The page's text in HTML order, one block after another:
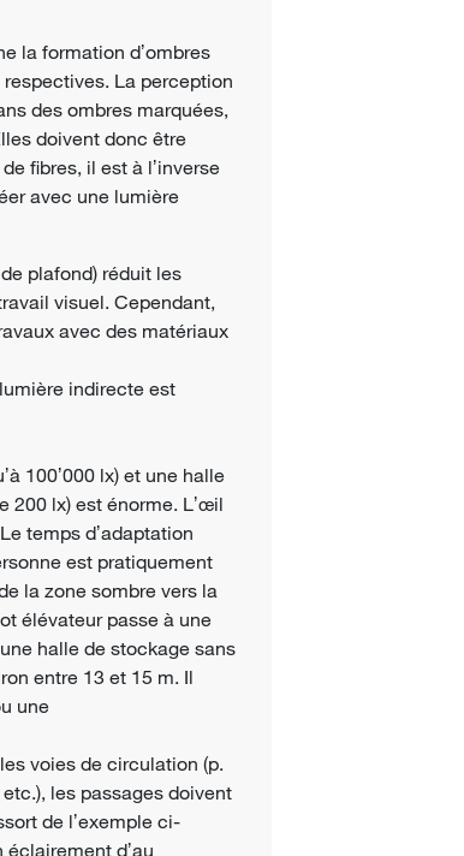
la formation dʼombres
La perception
des ombres marquées,
doivent donc être
fibres, il est à lʼinverse
avec une lumière
plafond) réduit les
visuel. Cependant,
avec des matériaux
indirecte est
100ʼ000 lx) et une halle
lx) est énorme. Lʼœil
temps dʼadaptation
est pratiquement
la zone sombre vers la
élévateur passe à une
halle de stockage sans
entre 13 et 15 m. Il
une
voies de circulation (p.
les passages doivent
de lʼexemple ci-
éclairement dʼau